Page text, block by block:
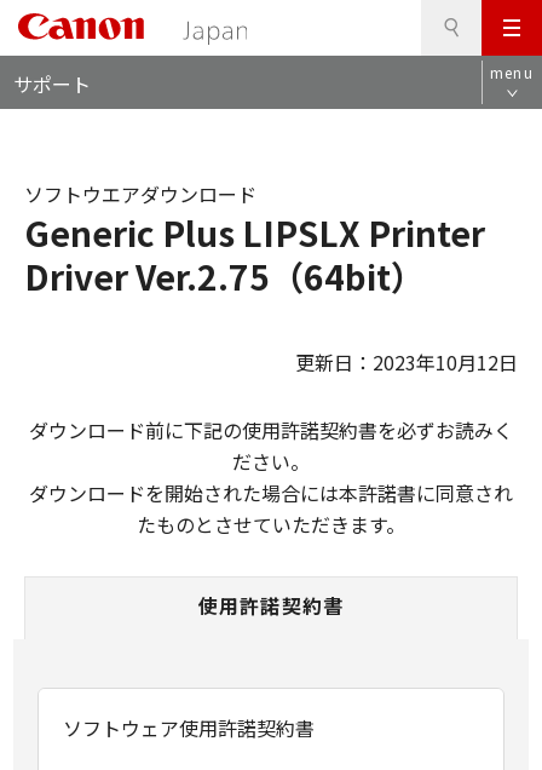
メ
ニ
ュ
サポート menu
Generic Plus LIPSLX Printer
Driver Ver.2.75（64bit）
ソフトウエアダウンロード
更新日：2023年10月12日
ダウンロード前に下記の使用許諾契約書を必ずお読みく
ださい。
ダウンロードを開始された場合には本許諾書に同意され
たものとさせていただきます。
使用許諾契約書
ソフトウェア使用許諾契約書